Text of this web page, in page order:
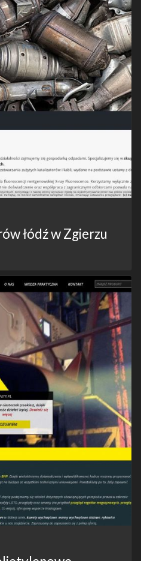
łódź w Zgierzu